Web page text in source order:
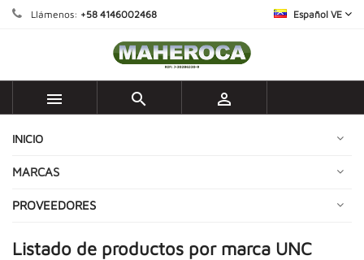
Llámenos: +58 4146002468 Español VE
  
INICIO
MARCAS
PROVEEDORES
Listado de productos por marca UNC